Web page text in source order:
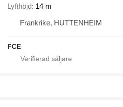
Lyfthöjd 14 m
Frankrike, HUTTENHEIM
FCE